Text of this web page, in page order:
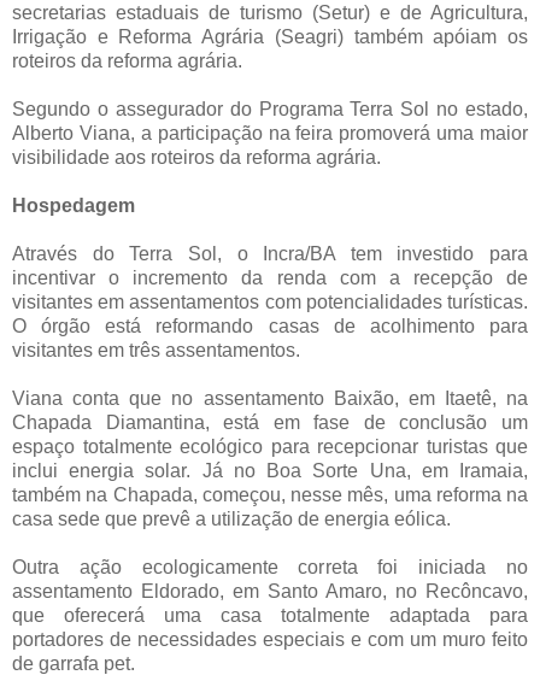
secretarias estaduais de turismo (Setur) e de Agricultura,
Irrigação e Reforma Agrária (Seagri) também apóiam os
roteiros da reforma agrária.
Segundo o assegurador do Programa Terra Sol no estado,
Alberto Viana, a participação na feira promoverá uma maior
visibilidade aos roteiros da reforma agrária.
Hospedagem
Através do Terra Sol, o Incra/BA tem investido para
incentivar o incremento da renda com a recepção de
visitantes em assentamentos com potencialidades turísticas.
O órgão está reformando casas de acolhimento para
visitantes em três assentamentos.
Viana conta que no assentamento Baixão, em Itaetê, na
Chapada Diamantina, está em fase de conclusão um
espaço totalmente ecológico para recepcionar turistas que
inclui energia solar. Já no Boa Sorte Una, em Iramaia,
também na Chapada, começou, nesse mês, uma reforma na
casa sede que prevê a utilização de energia eólica.
Outra ação ecologicamente correta foi iniciada no
assentamento Eldorado, em Santo Amaro, no Recôncavo,
que oferecerá uma casa totalmente adaptada para
portadores de necessidades especiais e com um muro feito
de garrafa pet.